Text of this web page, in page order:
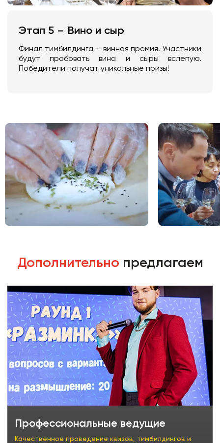
Этап 5 – Вино и сыр
Финал тимбилдинга — винная премия. Участники
будут пробовать вина и сыры вслепую.
Победители получат уникальные призы!
Дополнительно предлагаем
Профессиональные ведущие
Качественное проведение квизов, тимбилдингов и